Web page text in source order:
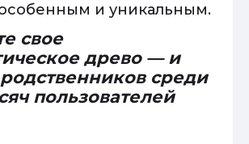
и уникальным.
свое
древо — и
среди
пользователей